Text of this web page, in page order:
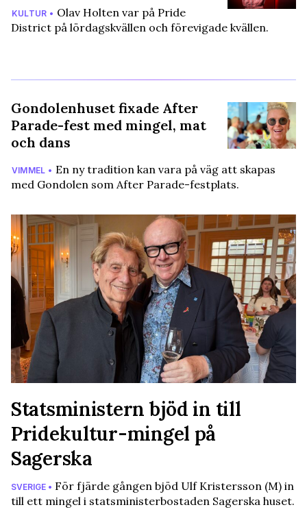
KULTUR • Olav Holten var på Pride
District på lördagskvällen och förevigade kvällen.
Gondolenhuset fixade After
Parade-fest med mingel, mat
och dans
VIMMEL • En ny tradition kan vara på väg att skapas
med Gondolen som After Parade-festplats.
Statsministern bjöd in till
Pridekultur-mingel på
Sagerska
SVERIGE • För fjärde gången bjöd Ulf Kristersson (M) in
till ett mingel i statsministerbostaden Sagerska huset.